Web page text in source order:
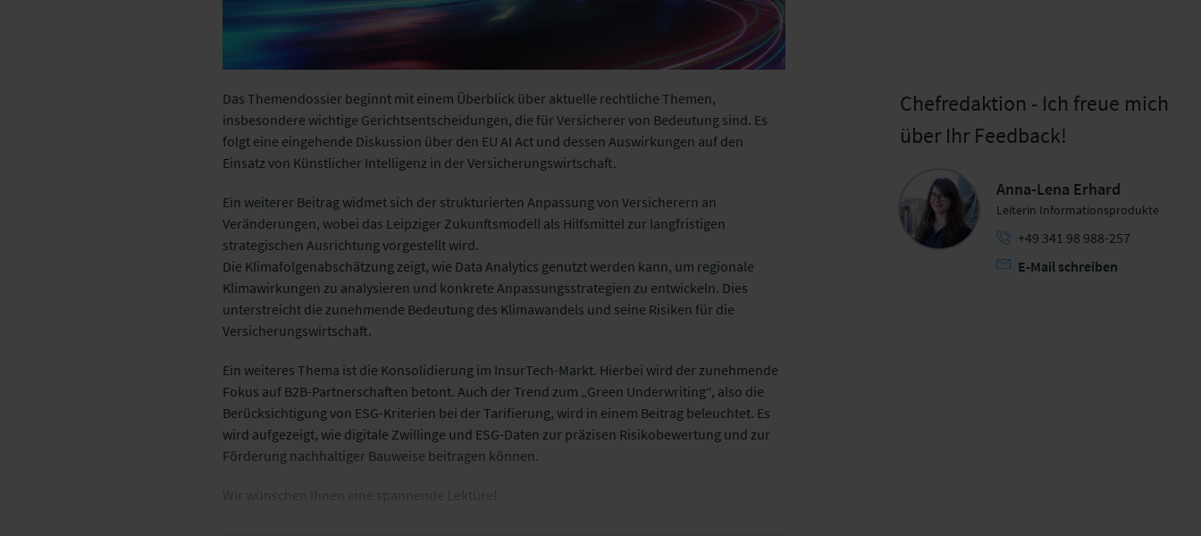
Das Themendossier beginnt mit einem Überblick über aktuelle rechtliche Themen,
insbesondere wichtige Gerichtsentscheidungen, die für Versicherer von Bedeutung sind. Es
folgt eine eingehende Diskussion über den EU AI Act und dessen Auswirkungen auf den
Einsatz von Künstlicher Intelligenz in der Versicherungswirtschaft.
Ein weiterer Beitrag widmet sich der strukturierten Anpassung von Versicherern an
Veränderungen, wobei das Leipziger Zukunftsmodell als Hilfsmittel zur langfristigen
strategischen Ausrichtung vorgestellt wird.
Die Klimafolgenabschätzung zeigt, wie Data Analytics genutzt werden kann, um regionale
Klimawirkungen zu analysieren und konkrete Anpassungsstrategien zu entwickeln. Dies
unterstreicht die zunehmende Bedeutung des Klimawandels und seine Risiken für die
Versicherungswirtschaft.
Ein weiteres Thema ist die Konsolidierung im InsurTech-Markt. Hierbei wird der zunehmende
Fokus auf B2B-Partnerschaften betont. Auch der Trend zum „Green Underwriting“, also die
Berücksichtigung von ESG-Kriterien bei der Tarifierung, wird in einem Beitrag beleuchtet. Es
wird aufgezeigt, wie digitale Zwillinge und ESG-Daten zur präzisen Risikobewertung und zur
Förderung nachhaltiger Bauweise beitragen können.
Wir wünschen Ihnen eine spannende Lektüre!
Chefredaktion - Ich freue mich
über Ihr Feedback!
Anna-Lena Erhard
Leiterin Informationsprodukte
+49 341 98 988-257
E-Mail schreiben